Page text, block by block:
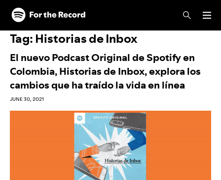
Skip to main content
Skip to footer
Tag: Historias de Inbox
El nuevo Podcast Original de Spotify en
Colombia, Historias de Inbox, explora los
cambios que ha traído la vida en línea
JUNE 30, 2021